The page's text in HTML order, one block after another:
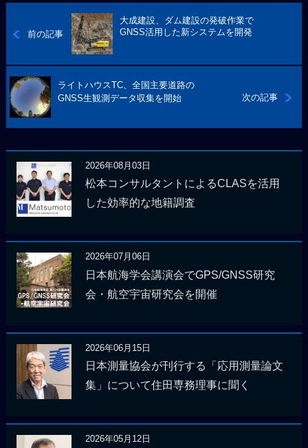
前の記事
大成建設、ダム建設の発破作業で
GNSS活用した新システムを開発
次の記事
ライトハウスTC、全国主要道路の
GNSS生観測データ収集を開始
2026年08月03日
松本コンサルタントによるCLASを活用
した効率的な地籍調査
2026年07月06日
日本航海学会講演会でGPS/GNSS研究
会・航空宇宙研究会を開催
2026年06月15日
日本測量協会が刊行する「応用測量論文
集」について住田専務理事に聞く
2026年05月12日